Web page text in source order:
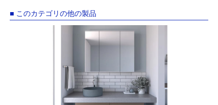
■ このカテゴリの他の製品